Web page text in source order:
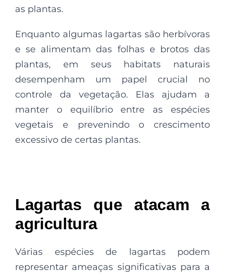
as plantas.
Enquanto algumas lagartas são herbívoras
e se alimentam das folhas e brotos das
plantas, em seus habitats naturais
desempenham um papel crucial no
controle da vegetação. Elas ajudam a
manter o equilíbrio entre as espécies
vegetais e prevenindo o crescimento
excessivo de certas plantas.
Lagartas que atacam a
agricultura
Várias espécies de lagartas podem
representar ameaças significativas para a